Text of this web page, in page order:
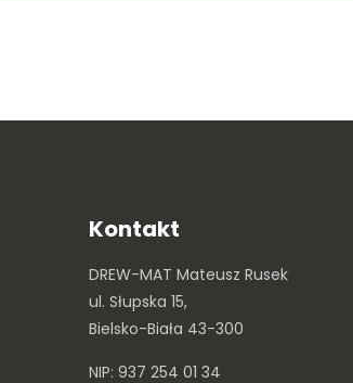
Kontakt
DREW-MAT Mateusz Rusek
ul. Słupska 15,
Bielsko-Biała 43-300
NIP: 937 254 01 34